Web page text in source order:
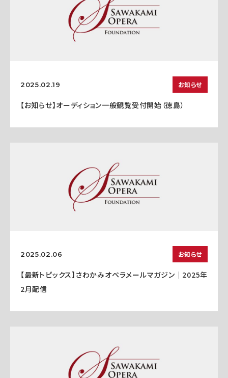
2025.02.19 お知らせ
【お知らせ】オーディション一般観覧受付開始（徳島）
2025.02.06 お知らせ
【最新トピックス】さわかみオペラメールマガジン｜2025年
2月配信